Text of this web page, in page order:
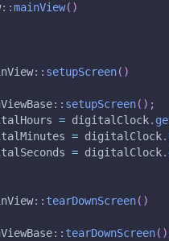
::mainView( )
:: setupScreen( )
:: setupScreen( ) ;
= digitalClock.
= digitalClock.
= digitalClock.
:: tearDownScreen( )
:: tearDownScreen( )